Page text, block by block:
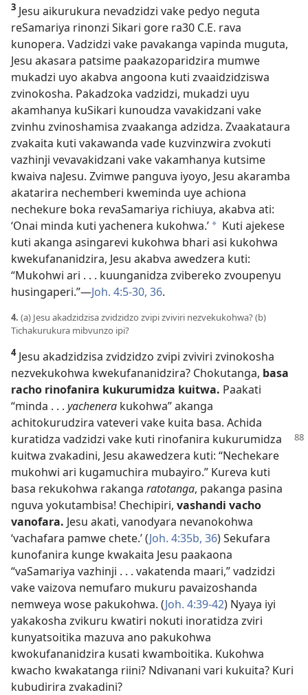
3 Jesu aikurukura nevadzidzi vake pedyo neguta
reSamariya rinonzi Sikari gore ra30 C.E. rava
kunopera. Vadzidzi vake pavakanga vapinda muguta,
Jesu akasara patsime paakazoparidzira mumwe
mukadzi uyo akabva angoona kuti zvaaidzidziswa
zvinokosha. Pakadzoka vadzidzi, mukadzi uyu
akamhanya kuSikari kunoudza vavakidzani vake
zvinhu zvinoshamisa zvaakanga adzidza. Zvaakataura
zvakaita kuti vakawanda vade kuzvinzwira zvokuti
vazhinji vevavakidzani vake vakamhanya kutsime
kwaiva naJesu. Zvimwe panguva iyoyo, Jesu akaramba
akatarira nechemberi kweminda uye achiona
nechekure boka revaSamariya richiuya, akabva ati:
‘Onai minda kuti yachenera kukohwa.’ a Kuti ajekese
kuti akanga asingarevi kukohwa bhari asi kukohwa
kwekufananidzira, Jesu akabva awedzera kuti:
“Mukohwi ari . . . kuunganidza zvibereko zvoupenyu
husingaperi.”—Joh. 4:5-30, 36.
4. (a) Jesu akadzidzisa zvidzidzo zvipi zviviri nezvekukohwa? (b)
Tichakurukura mibvunzo ipi?
4Jesu akadzidzisa zvidzidzo zvipi zviviri zvinokosha
nezvekukohwa kwekufananidzira? Chokutanga, basa
racho rinofanira kukurumidza kuitwa. Paakati
“minda . . . yachenera kukohwa” akanga
achitokurudzira vateveri vake kuita basa. Achida
kuratidza vadzidzi vake kuti rinofanira kukurumidza
kuitwa zvakadini, Jesu akawedzera kuti: “Nechekare
mukohwi ari kugamuchira mubayiro.” Kureva kuti
basa rekukohwa rakanga ratotanga, pakanga pasina
nguva yokutambisa! Chechipiri, vashandi vacho
vanofara. Jesu akati, vanodyara nevanokohwa
‘vachafara pamwe chete.’ (Joh. 4:35b, 36) Sekufara
kunofanira kunge kwakaita Jesu paakaona
“vaSamariya vazhinji . . . vakatenda maari,” vadzidzi
vake vaizova nemufaro mukuru pavaizoshanda
nemweya wose pakukohwa. (Joh. 4:39-42) Nyaya iyi
yakakosha zvikuru kwatiri nokuti inoratidza zviri
kunyatsoitika mazuva ano pakukohwa
kwokufananidzira kusati kwamboitika. Kukohwa
kwacho kwakatanga riini? Ndivanani vari kukuita? Kuri
kubudirira zvakadini?